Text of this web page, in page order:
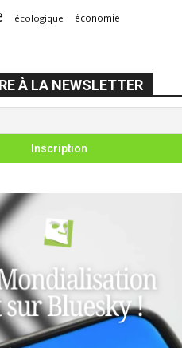
écologique économie
À LA NEWSLETTER